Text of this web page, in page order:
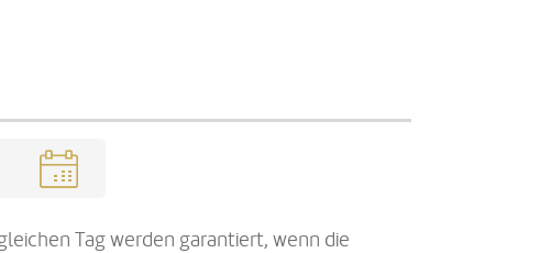
Tag werden garantiert, wenn die